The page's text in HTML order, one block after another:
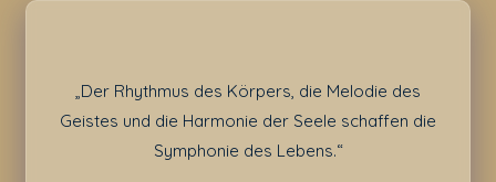
„Der Rhythmus des Körpers, die Melodie des
Geistes und die Harmonie der Seele schaffen die
Symphonie des Lebens.“